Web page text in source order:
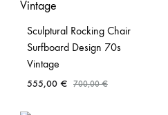
Sculptural Rocking Chair
Surfboard Design 70s
Vintage
555,00 € 700,00€